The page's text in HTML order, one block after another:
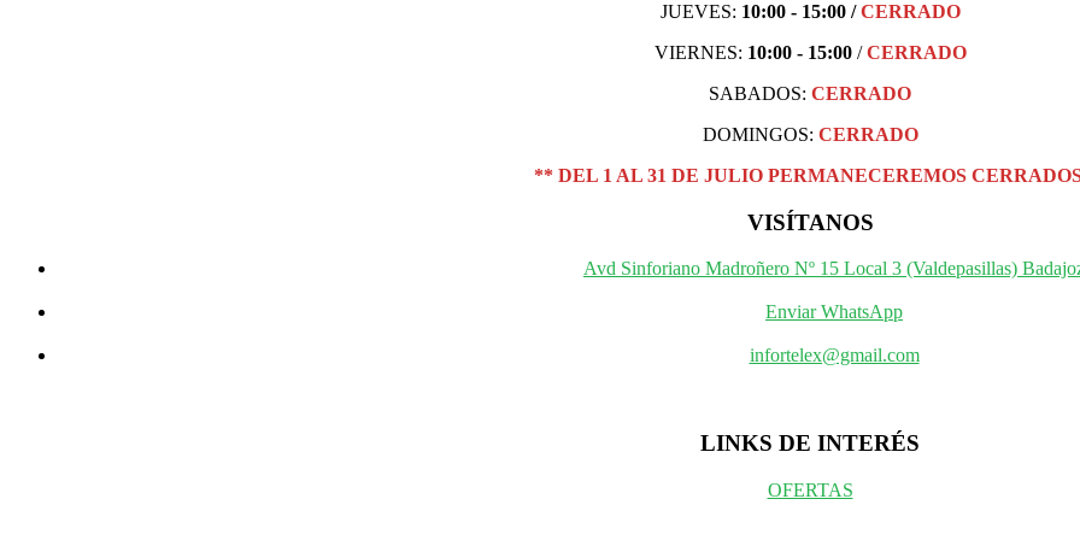
JUEVES: 10:00 - 15:00/CERRADO
VIERNES: 10:00 - 15:00/CERRADO
SABADOS: CERRADO
DOMINGOS: CERRADO
** DEL 1 AL 31 DE JULIO PERMANECEREMOS
VISÍTANOS
Avd Sinforiano Madroñero Nº 15 Local 3 (Valdepasillas)
Enviar WhatsApp
infortelex@gmail.com
LINKS DE INTERÉS
OFERTAS